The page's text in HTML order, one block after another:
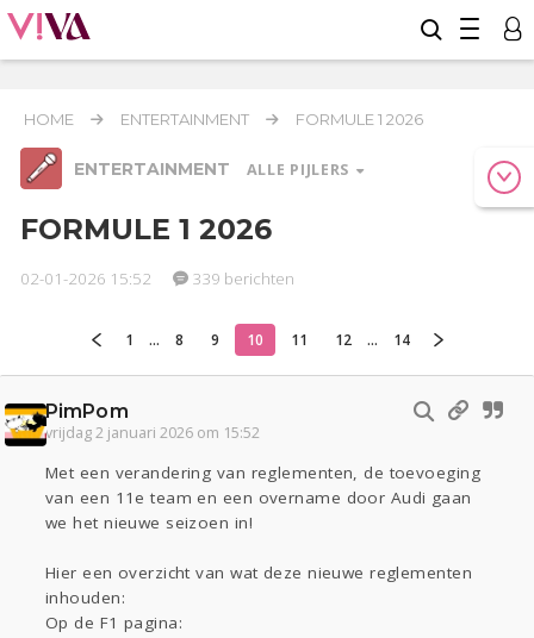
HOME ENTERTAINMENT FORMULE 1 2026
ENTERTAINMENT ALLE PIJLERS
Relaties Werk & Studie Geld & Recht
Zwanger
Psyche Thuis
Klussen
Sport
Contact
Lezen
FORMULE 1 2026
02-01-2026 15:52 339 berichten
1 ... 8 9 10 11 12 ... 14
PimPom
vrijdag 2 januari 2026 om 15:52
Met een verandering van reglementen, de toevoeging
van een 11e team en een overname door Audi gaan
we het nieuwe seizoen in!
Hier een overzicht van wat deze nieuwe reglementen
inhouden:
Op de F1 pagina: